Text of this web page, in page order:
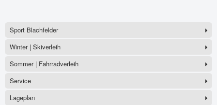
Sport Blachfelder
Winter | Skiverleih
Sommer | Fahrradverleih
Service
Lageplan